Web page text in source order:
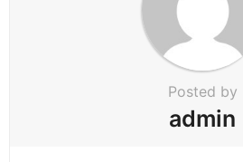
Posted by
admin